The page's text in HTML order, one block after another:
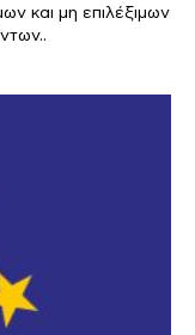
και μη επιλέξιμων